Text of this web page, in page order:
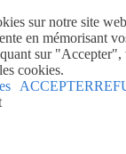
sur notre site
en mémorisant
sur "Accepter",
cookies.
ACCEPTER